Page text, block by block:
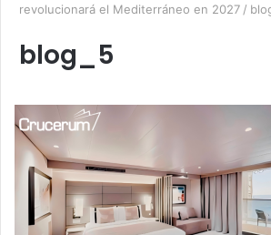
revolucionará el Mediterráneo en 2027 /
blog_5